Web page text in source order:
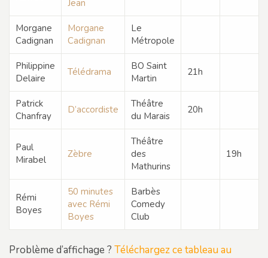
Jean
Morgane
Cadignan
Morgane
Cadignan
Le
Métropole
Philippine
Delaire
Télédrama
BO Saint
Martin
21h
Patrick
Chanfray
D’accordiste
Théâtre
du Marais
20h
Paul
Mirabel
Zèbre
Théâtre
des
Mathurins
19h
Rémi
Boyes
50 minutes
avec Rémi
Boyes
Barbès
Comedy
Club
Problème d’affichage ? Téléchargez ce tableau au